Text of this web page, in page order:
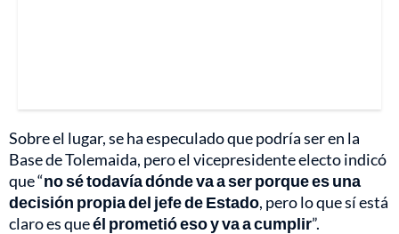
Sobre el lugar, se ha especulado que podría ser en la
Base de Tolemaida, pero el vicepresidente electo indicó
que “no sé todavía dónde va a ser porque es una
decisión propia del jefe de Estado, pero lo que sí está
claro es queél prometió eso y va a cumplir”.